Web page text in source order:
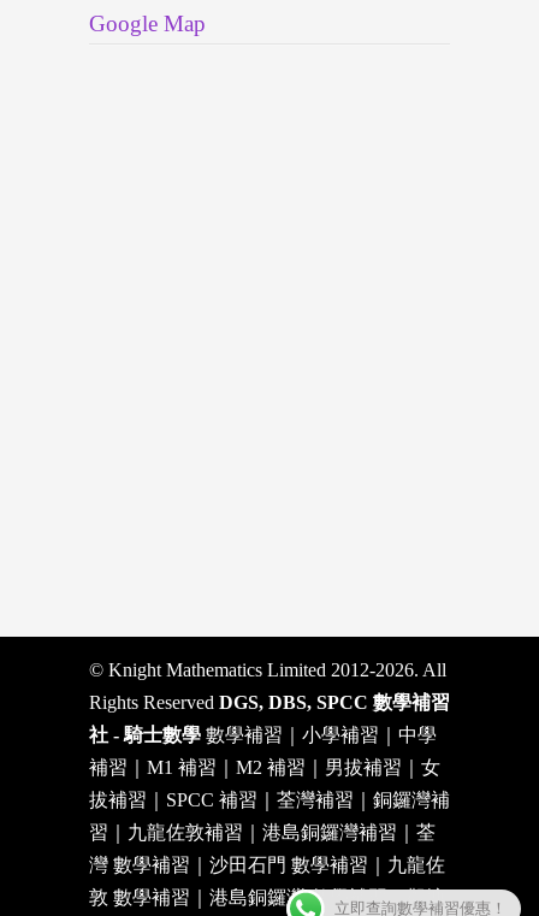
Google Map
© Knight Mathematics Limited 2012-2026. All
Rights Reserved DGS, DBS, SPCC 數學補習
社 - 騎士數學 數學補習｜小學補習｜中學
補習｜M1 補習｜M2 補習｜男拔補習｜女
拔補習｜SPCC 補習｜荃灣補習｜銅鑼灣補
習｜九龍佐敦補習｜港島銅鑼灣補習｜荃
灣 數學補習｜沙田石門 數學補習｜九龍佐
敦 數學補習｜港島銅鑼灣 數學補習｜觀塘
立即查詢數學補習優惠！